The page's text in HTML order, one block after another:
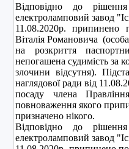
Вiдповiдно до
електроламповий завод
11.08.2020р. припинено
Віталія Романовича
на розкриття
непогашена судимiсть за
злочини вiдсутня).
наглядової ради від
посаду члена
повноваження якого
призначено нiкого.
Вiдповiдно до
електроламповий завод